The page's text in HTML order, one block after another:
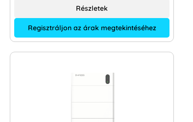
Regisztráljon az árak megtekintéséhez
Részletek